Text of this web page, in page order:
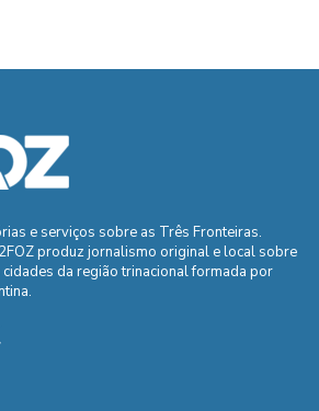
e serviços sobre as Três Fronteiras.
produz jornalismo original e local sobre
cidades da região trinacional formada por